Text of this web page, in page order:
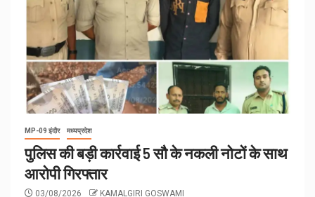
MP-09 इंदौर मध्यप्रदेश
पुलिस की बड़ी कार्रवाई 5 सौ के नकली नोटों के साथ
आरोपी गिरफ्तार
03/08/2026 KAMALGIRI GOSWAMI